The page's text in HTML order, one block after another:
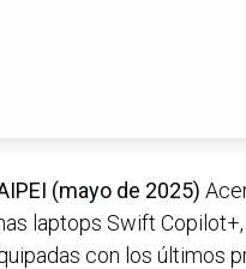
(mayo de 2025)
laptops Swift
con los últimos